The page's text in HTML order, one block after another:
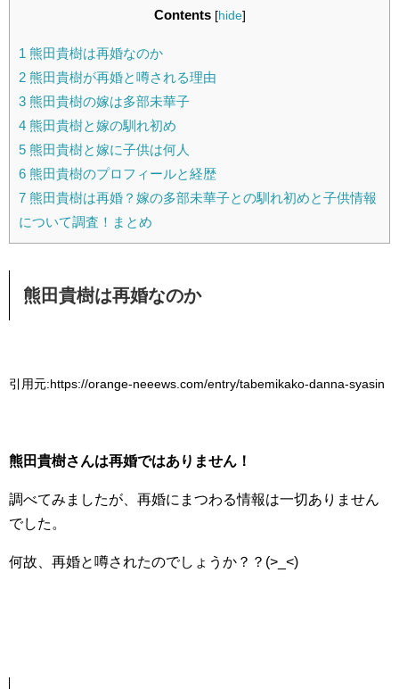
Contents [hide]
1 熊田貴樹は再婚なのか
2 熊田貴樹が再婚と噂される理由
3 熊田貴樹の嫁は多部未華子
4 熊田貴樹と嫁の馴れ初め
5 熊田貴樹と嫁に子供は何人
6 熊田貴樹のプロフィールと経歴
7 熊田貴樹は再婚？嫁の多部未華子との馴れ初めと子供情報
について調査！まとめ
熊田貴樹は再婚なのか
引用元:https://orange-neeews.com/entry/tabemikako-danna-syasin
熊田貴樹さんは再婚ではありません！
調べてみましたが、再婚にまつわる情報は一切ありません
でした。
何故、再婚と噂されたのでしょうか？？(>_<)